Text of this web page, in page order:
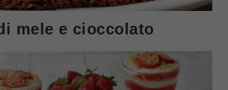
mele e cioccolato